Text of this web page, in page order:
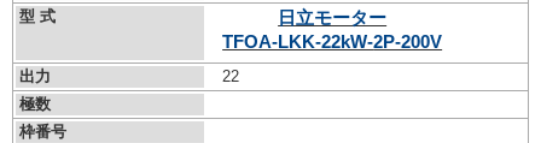
型 式
日立モーター
TFOA-LKK-22kW-2P-200V
出力
22
極数
枠番号